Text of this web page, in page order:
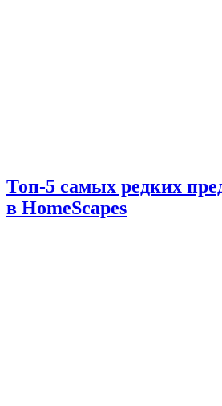
Топ-5 самых редких
в HomeScapes